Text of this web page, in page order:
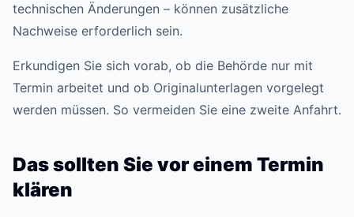
technischen Änderungen – können zusätzliche
Nachweise erforderlich sein.
Erkundigen Sie sich vorab, ob die Behörde nur mit
Termin arbeitet und ob Originalunterlagen vorgelegt
werden müssen. So vermeiden Sie eine zweite Anfahrt.
Das sollten Sie vor einem Termin
klären